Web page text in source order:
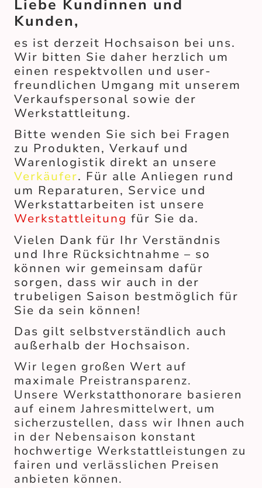
Liebe Kundinnen und
Kunden,
es ist derzeit Hochsaison bei uns.
Wir bitten Sie daher herzlich um
einen respektvollen und user-
freundlichen Umgang mit unserem
Verkaufspersonal sowie der
Werkstattleitung.
Bitte wenden Sie sich bei Fragen
zu Produkten, Verkauf und
Warenlogistik direkt an unsere
Verkäufer. Für alle Anliegen rund
um Reparaturen, Service und
Werkstattarbeiten ist unsere
Werkstattleitung für Sie da.
Vielen Dank für Ihr Verständnis
und Ihre Rücksichtnahme – so
können wir gemeinsam dafür
sorgen, dass wir auch in der
trubeligen Saison bestmöglich für
Sie da sein können!
Das gilt selbstverständlich auch
außerhalb der Hochsaison.
Wir legen großen Wert auf
maximale Preistransparenz.
Unsere Werkstatthonorare basieren
auf einem Jahresmittelwert, um
sicherzustellen, dass wir Ihnen auch
in der Nebensaison konstant
hochwertige Werkstattleistungen zu
fairen und verlässlichen Preisen
anbieten können.